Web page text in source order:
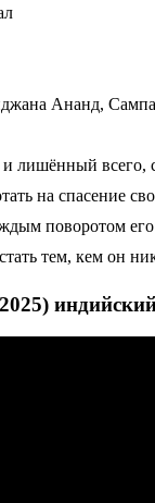
Ананд,
лишённый всего,
на спасение
поворотом
тем, кем он